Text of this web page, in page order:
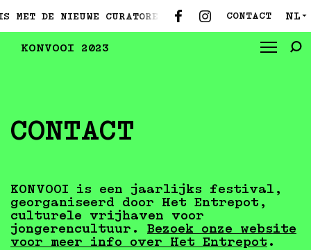
MET DE NIEUWE CURATOREN ● MAAK KENNIS MET
CONTACT NL ▼
KONVOOI 2023
CONTACT
KONVOOI is een jaarlijks festival,
georganiseerd door Het Entrepot,
culturele vrijhaven voor
jongerencultuur. Bezoek onze website
voor meer info over Het Entrepot .